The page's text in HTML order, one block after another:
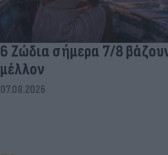
6 Ζώδια σήμερα 7/8
μέλλον
07.08.2026